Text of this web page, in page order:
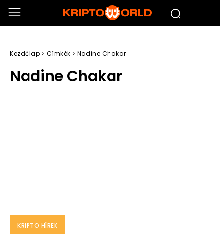
Kezdőlap Címkék Nadine Chakar
Nadine Chakar
KRIPTO HÍREK